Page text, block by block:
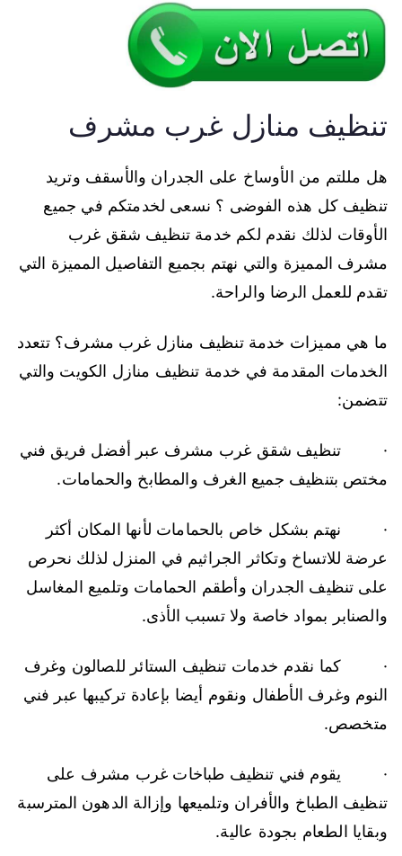
تنظيف منازل غرب مشرف
هل مللتم من الأوساخ على الجدران والأسقف وتريد
تنظيف كل هذه الفوضى ؟ نسعى لخدمتكم في جميع
الأوقات لذلك نقدم لكم خدمة تنظيف شقق غرب
مشرف المميزة والتي نهتم بجميع التفاصيل المميزة التي
تقدم للعمل الرضا والراحة.
ما هي مميزات خدمة تنظيف منازل غرب مشرف؟ تتعدد
الخدمات المقدمة في خدمة تنظيف منازل الكويت والتي
تتضمن:
· تنظيف شقق غرب مشرف عبر أفضل فريق فني
مختص بتنظيف جميع الغرف والمطابخ والحمامات.
· نهتم بشكل خاص بالحمامات لأنها المكان أكثر
عرضة للاتساخ وتكاثر الجراثيم في المنزل لذلك نحرص
على تنظيف الجدران وأطقم الحمامات وتلميع المغاسل
والصنابر بمواد خاصة ولا تسبب الأذى.
· كما نقدم خدمات تنظيف الستائر للصالون وغرف
النوم وغرف الأطفال ونقوم أيضا بإعادة تركيبها عبر فني
متخصص.
· يقوم فني تنظيف طباخات غرب مشرف على
تنظيف الطباخ والأفران وتلميعها وإزالة الدهون المترسبة
وبقايا الطعام بجودة عالية.